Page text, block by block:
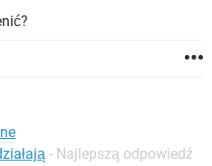
NETFLIX
- Najlepszą odpowiedź